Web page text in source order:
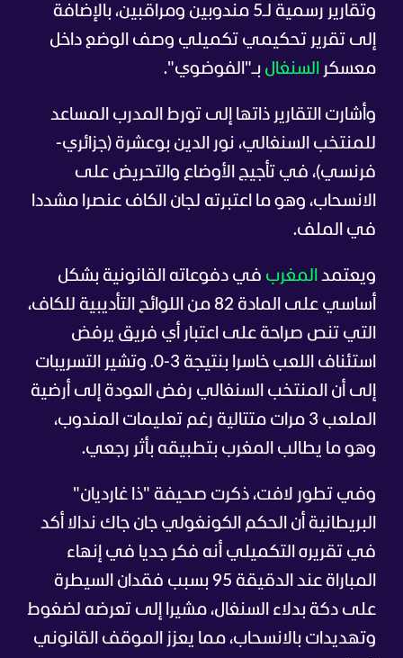
وتقارير رسمية لـ5 مندوبين ومراقبين، بالإضافة
إلى تقرير تحكيمي تكميلي وصف الوضع داخل
معسكر
السنغال بـ"الفوضوي".
وأشارت التقارير ذاتها إلى تورط المدرب المساعد
للمنتخب السنغالي، نور الدين بوعشرة (جزائري-
فرنسي)، في تأجيج الأوضاع والتحريض على
الانسحاب، وهو ما اعتبرته لجان الكاف عنصرا مشددا
في الملف.
ويعتمد المغرب في دفوعاته القانونية بشكل
أساسي على المادة 82 من اللوائح التأديبية للكاف،
التي تنص صراحة على اعتبار أي فريق يرفض
استئناف اللعب خاسرا بنتيجة 3-0. وتشير التسريبات
إلى أن المنتخب السنغالي رفض العودة إلى أرضية
الملعب 3 مرات متتالية رغم تعليمات المندوب،
وهو ما يطالب المغرب بتطبيقه بأثر رجعي.
وفي تطور لافت، ذكرت صحيفة "ذا غارديان"
البريطانية أن الحكم الكونغولي جان جاك ندالا أكد
في تقريره التكميلي أنه فكر جديا في إنهاء
المباراة عند الدقيقة 95 بسبب فقدان السيطرة
على دكة بدلاء السنغال، مشيرا إلى تعرضه لضغوط
وتهديدات بالانسحاب، مما يعزز الموقف القانوني